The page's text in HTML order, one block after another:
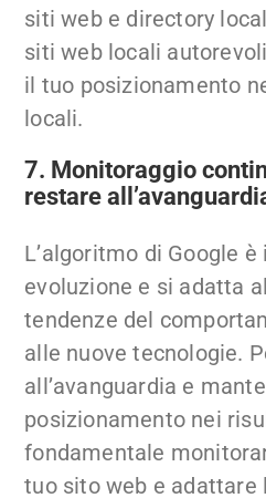
siti web e directory
siti web locali
il tuo posizionamento
locali.
7. Monitoraggio
restare
L’algoritmo di Google
evoluzione e si adatta
tendenze del
alle nuove tecnologie.
all’avanguardia e
posizionamento nei
fondamentale
tuo sito web e adattare